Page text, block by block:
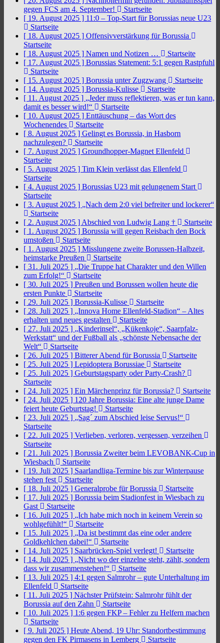
gegen FCS am 4. September!
Startseite
[ 19. August 2025 ] 11:0 – Top-Start für Borussias neue U23
Startseite
[ 18. August 2025 ] Offensivverstärkung für Borussia
Startseite
[ 18. August 2025 ] Namen und Notizen …
Startseite
[ 17. August 2025 ] Borussias Statement: 5:1 gegen Rastpfuhl
Startseite
[ 15. August 2025 ] Borussia unter Zugzwang
Startseite
[ 14. August 2025 ] Borussia-Kulisse
Startseite
[ 11. August 2025 ] „Jeder muss reflektieren, was er tun kann,
damit es besser wird!“
Startseite
[ 10. August 2025 ] Enttäuschung – das Wort des
Wochenendes
Startseite
[ 8. August 2025 ] Gelingt es Borussia, in Hasborn
nachzulegen?
Startseite
[ 7. August 2025 ] Groundhopper-Magnet Ellenfeld
Startseite
[ 5. August 2025 ] Tim Klein verlässt das Ellenfeld
Startseite
[ 4. August 2025 ] Borussias U23 mit gelungenem Start
Startseite
[ 3. August 2025 ] „Nach dem 2:0 viel befreiter und lockerer“
Startseite
[ 2. August 2025 ] Abschied von Ludwig Lang †
Startseite
[ 1. August 2025 ] Borussia will gegen Reisbach den Bock
umstoßen
Startseite
[ 1. August 2025 ] Misslungene zweite Borussen-Halbzeit,
heimstarke Preußen
Startseite
[ 31. Juli 2025 ] „Die Truppe hat Charakter und den Willen
zum Erfolg!“
Startseite
[ 30. Juli 2025 ] Preußen und Borussen wollen heute die
ersten Punkte
Startseite
[ 29. Juli 2025 ] Borussia-Kulisse
Startseite
[ 28. Juli 2025 ] „Innova Home Ellenfeld-Stadion“ – Altes
erhalten und neues gestalten
Startseite
[ 27. Juli 2025 ] „Kinderinsel“, „Kükenkoje“, Saarpfalz-
Werkstatt“ und der Fußball als „schönste Nebensache der
Welt“
Startseite
[ 26. Juli 2025 ] Bitterer Abend für Borussia
Startseite
[ 25. Juli 2025 ] Lepidoptera Borussiae
Startseite
[ 25. Juli 2025 ] Geburtstagsparty oder Party-Crash?
Startseite
[ 24. Juli 2025 ] Ein Märchenprinz für Borussia?
Startseite
[ 24. Juli 2025 ] 120 Jahre Borussia: Eine alte junge Dame
feiert heute Geburtstag!
Startseite
[ 23. Juli 2025 ] „Sag´ zum Abschied leise Servus!“
Startseite
[ 22. Juli 2025 ] Verlieben, verloren, vergessen, verzeihen
Startseite
[ 21. Juli 2025 ] Borussia Zweiter beim LEVOBANK-Cup in
Wiesbach
Startseite
[ 19. Juli 2025 ] Saarlandliga-Termine bis zur Winterpause
stehen fest
Startseite
[ 18. Juli 2025 ] Generalprobe für Borussia
Startseite
[ 17. Juli 2025 ] Borussia beim Stadionfest in Wiesbach zu
Gast
Startseite
[ 16. Juli 2025 ] „Ich habe mich noch in keinem Verein so
wohlgefühlt!“
Startseite
[ 15. Juli 2025 ] „Da ist bestimmt das eine oder andere
Goldkehlchen dabei!“
Startseite
[ 14. Juli 2025 ] Saarbrücken-Spiel verlegt!
Startseite
[ 14. Juli 2025 ] „Nicht wo der einzelne steht, zählt, sondern
dass wir zusammenstehen!“
Startseite
[ 13. Juli 2025 ] 4:1 gegen Salmrohr – gute Unterhaltung im
Ellenfeld
Startseite
[ 11. Juli 2025 ] Nächster Prüfstein: Salmrohr fühlt der
Borussia auf den Zahn
Startseite
[ 10. Juli 2025 ] 1:6 gegen FKP – Fehler zu Helfern machen
Startseite
[ 9. Juli 2025 ] Heute Abend, 19 Uhr: Standortbestimmung
gegen den FK Pirmasens in Lemberg
Startseite